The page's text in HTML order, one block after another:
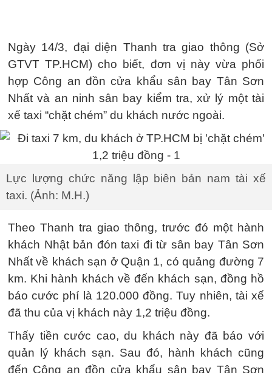
Ngày 14/3, đại diện Thanh tra giao thông (Sở
GTVT TP.HCM) cho biết, đơn vị này vừa phối
hợp Công an đồn cửa khẩu sân bay Tân Sơn
Nhất và an ninh sân bay kiểm tra, xử lý một tài
xế taxi “chặt chém” du khách nước ngoài.
Lực lượng chức năng lập biên bản nam tài xế
taxi. (Ảnh: M.H.)
Theo Thanh tra giao thông, trước đó một hành
khách Nhật bản đón taxi đi từ sân bay Tân Sơn
Nhất về khách sạn ở Quận 1, có quảng đường 7
km. Khi hành khách về đến khách sạn, đồng hồ
báo cước phí là 120.000 đồng. Tuy nhiên, tài xế
đã thu của vị khách này 1,2 triệu đồng.
Thấy tiền cước cao, du khách này đã báo với
quản lý khách sạn. Sau đó, hành khách cũng
đến Công an đồn cửa khẩu sân bay Tân Sơn